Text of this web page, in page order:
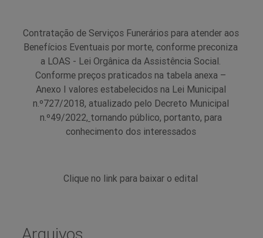
Contratação de Serviços Funerários para atender aos
Benefícios Eventuais por morte, conforme preconiza
a LOAS - Lei Orgânica da Assistência Social.
Conforme preços praticados na tabela anexa –
Anexo I valores estabelecidos na Lei Municipal
n.º727/2018, atualizado pelo Decreto Municipal
n.º49/2022, tornando público, portanto, para
conhecimento dos interessados
Clique no link para baixar o edital
Arquivos